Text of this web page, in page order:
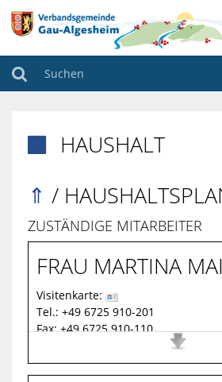
AKTUELLES
GEMEINDENHAUSHALT
⇑ /
ZUSTÄNDIGE MITARBEITER
FRAU MARTINA MAI
Visitenkarte:
Tel.: +49 6725 910-201
Fax:+49 6725 910-110
https://www.vg-gau-
E-Mail:martina.mai@vg-gau-